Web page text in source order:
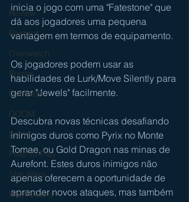
Review
Blizzard
Overwatch
Rumor
Gameloft
DOOM
Sonic
Free-To-Play
Star Wars
WayFoward
inicia o jogo com uma "Fatestone" que
dá aos jogadores uma pequena
vantagem em termos de equipamento.
Os jogadores podem usar as
habilidades de Lurk/Move Silently para
gerar "Jewels" facilmente.
Descubra novas técnicas desafiando
inimigos duros como Pyrix no Monte
Tomae, ou Gold Dragon nas minas de
Aurefont. Estes duros inimigos não
apenas oferecem a oportunidade de
aprender novos ataques, mas também